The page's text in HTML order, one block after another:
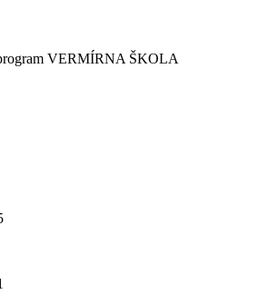
VERMÍRNA ŠKOLA